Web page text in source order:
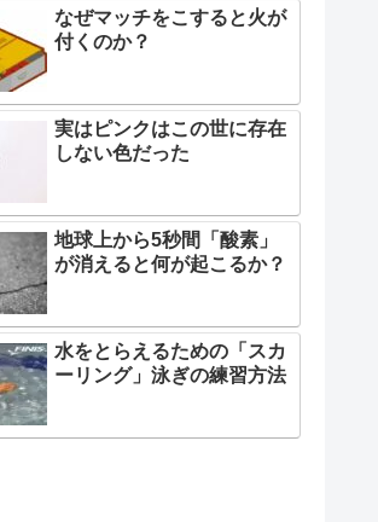
なぜマッチをこすると火が
付くのか？
実はピンクはこの世に存在
しない色だった
地球上から5秒間「酸素」
が消えると何が起こるか？
水をとらえるための「スカ
ーリング」泳ぎの練習方法